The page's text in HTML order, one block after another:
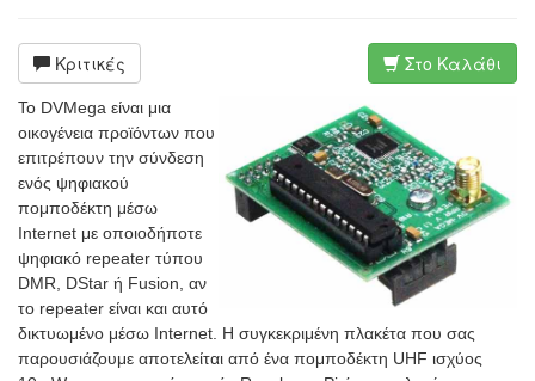
Κριτικές Στο Καλάθι
Το DVMega είναι μια
οικογένεια προϊόντων που
επιτρέπουν την σύνδεση
ενός ψηφιακού
πομποδέκτη μέσω
Internet με οποιοδήποτε
ψηφιακό repeater τύπου
DMR, DStar ή Fusion, αν
το repeater είναι και αυτό
δικτυωμένο μέσω Internet. Η συγκεκριμένη πλακέτα που σας
παρουσιάζουμε αποτελείται από ένα πομποδέκτη UHF ισχύος